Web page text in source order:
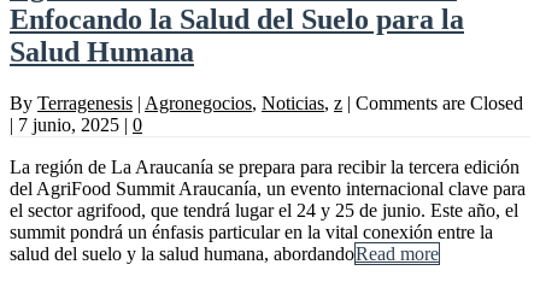
Enfocando la Salud del Suelo para la
Salud Humana
By Terragenesis | Agronegocios, Noticias, z | Comments are Closed
| 7 junio, 2025 | 0
La región de La Araucanía se prepara para recibir la tercera edición
del AgriFood Summit Araucanía, un evento internacional clave para
el sector agrifood, que tendrá lugar el 24 y 25 de junio. Este año, el
summit pondrá un énfasis particular en la vital conexión entre la
salud del suelo y la salud humana, abordandoRead more